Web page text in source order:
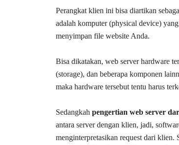
Perangkat klien ini bisa diartikan
adalah komputer (physical device)
menyimpan file website Anda.
Bisa dikatakan, web server hardware
(storage), dan beberapa komponen
maka hardware tersebut tentu harus
Sedangkah pengertian web server
antara server dengan klien, jadi,
menginterpretasikan request dari